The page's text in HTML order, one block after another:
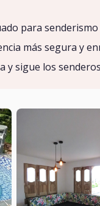
para
más segura y
y sigue los